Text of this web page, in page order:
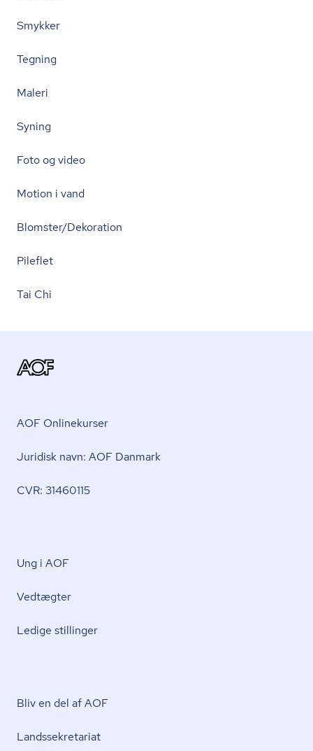
Smykker
Tegning
Maleri
Syning
Foto og video
Motion i vand
Blomster/Dekoration
Pileflet
Tai Chi
AOF Onlinekurser
Juridisk navn: AOF Danmark
CVR: 31460115
Ung i AOF
Vedtægter
Ledige stillinger
Bliv en del af AOF
Lands­se­kre­ta­ri­at